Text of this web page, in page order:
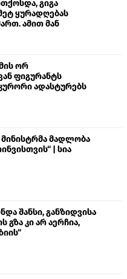
გიგა
ყურადღებას
ამით მან
ავალიანს“
ორ
ფიგურანტს
ადასტურებს
მინისტრმა მადლობა
| სია
შანსი, განზიდვისა
გზა კი არ აერჩია,